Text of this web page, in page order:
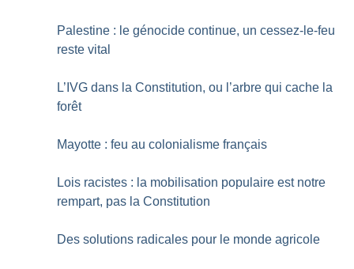
Palestine : le génocide continue, un cessez-le-feu
reste vital
L’IVG dans la Constitution, ou l’arbre qui cache la
forêt
Mayotte : feu au colonialisme français
Lois racistes : la mobilisation populaire est notre
rempart, pas la Constitution
Des solutions radicales pour le monde agricole